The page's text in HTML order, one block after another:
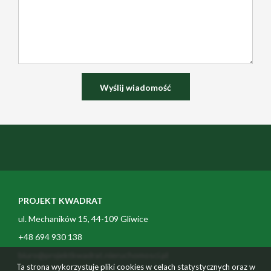
PROJEKT KWADRAT
ul. Mechaników 15, 44-109 Gliwice
+48 694 930 138
Ta strona wykorzystuje pliki cookies w celach statystycznych oraz w